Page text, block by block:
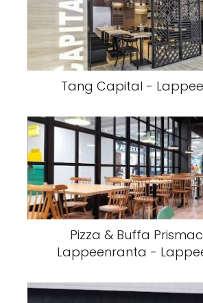
Tang Capital -
Pizza & Buffa
Lappeenranta -